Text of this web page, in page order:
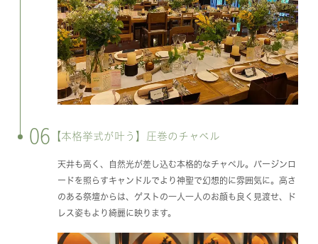
06 【本格挙式が叶う】圧巻のチャペル
天井も高く、自然光が差し込む本格的なチャペル。バージンロ
ードを照らすキャンドルでより神聖で幻想的に雰囲気に。高さ
のある祭壇からは、ゲストの一人一人のお顔も良く見渡せ、ド
レス姿もより綺麗に映ります。